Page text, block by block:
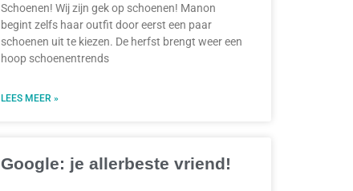
Schoenen! Wij zijn gek op schoenen! Manon
begint zelfs haar outfit door eerst een paar
schoenen uit te kiezen. De herfst brengt weer een
hoop schoenentrends
LEES MEER »
Google: je allerbeste vriend!